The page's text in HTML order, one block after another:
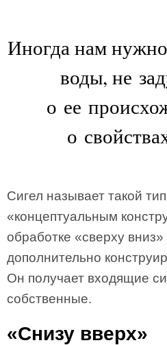
Иногда нам
воды, не
о ее
о
Сигел называет такой
«концептуальным
обработке «сверху вниз»
дополнительно
Он получает входящие
собственные.
«Снизу вверх»